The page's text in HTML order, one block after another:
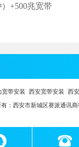
+500兆宽带
宽带安装 西安宽带安装 西
有：西安市新城区赛派通讯商